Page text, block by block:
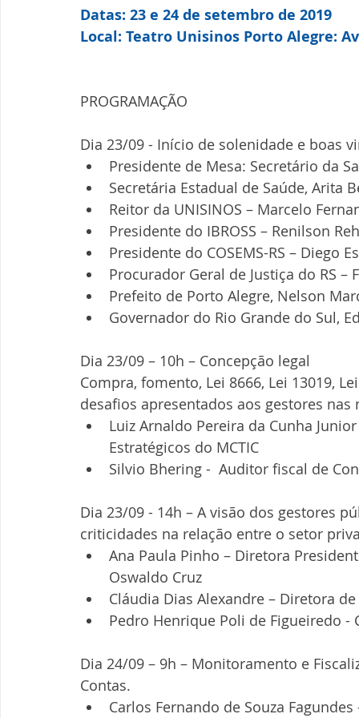
Datas: 23 e 24 de setembro de 2019
Local: Teatro Unisinos Porto Alegre:
PROGRAMAÇÃO
Dia 23/09 - Início de solenidade e boas
Presidente de Mesa: Secretário da
Secretária Estadual de Saúde, Arita
Reitor da UNISINOS – Marcelo
Presidente do IBROSS – Renilson
Presidente do COSEMS-RS – Diego
Procurador Geral de Justiça do RS
Prefeito de Porto Alegre, Nelson
Governador do Rio Grande do Sul,
Dia 23/09 – 10h – Concepção legal
Compra, fomento, Lei 8666, Lei 13019,
desafios apresentados aos gestores
Luiz Arnaldo Pereira da Cunha
Estratégicos do MCTIC
Silvio Bhering -  Auditor fiscal de
Dia 23/09 - 14h – A visão dos gestores
criticidades na relação entre o setor
Ana Paula Pinho – Diretora
Oswaldo Cruz
Cláudia Dias Alexandre – Diretora
Pedro Henrique Poli de Figueiredo -
Dia 24/09 – 9h – Monitoramento e
Contas.
Carlos Fernando de Souza